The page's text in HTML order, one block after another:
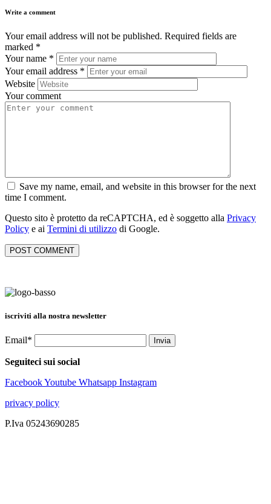
Write a comment
Your email address will not be published. Required fields are
marked *
Your name *
Your email address *
Website
Your comment
Save my name, email, and website in this browser for the next
time I comment.
Questo sito è protetto da reCAPTCHA, ed è soggetto alla Privacy
Policy e ai Termini di utilizzo di Google.
iscriviti alla nostra newsletter
Email*
Seguiteci sui social
FacebookYoutube Whatsapp Instagram
privacy policy
P.Iva 05243690285